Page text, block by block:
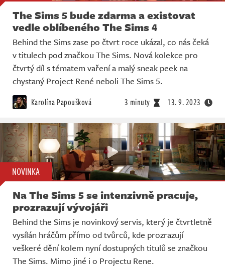
The Sims 5 bude zdarma a existovat
vedle oblíbeného The Sims 4
Behind the Sims zase po čtvrt roce ukázal, co nás čeká
v titulech pod značkou The Sims. Nová kolekce pro
čtvrtý díl s tématem vaření a malý sneak peek na
chystaný Project René neboli The Sims 5.
Karolína Papoušková 3 minuty 13. 9. 2023
NOVINKA
Na The Sims 5 se intenzivně pracuje,
prozrazují vývojáři
Behind the Sims je novinkový servis, který je čtvrtletně
vysílán hráčům přímo od tvůrců, kde prozrazují
veškeré dění kolem nyní dostupných titulů se značkou
The Sims. Mimo jiné i o Projectu Rene.